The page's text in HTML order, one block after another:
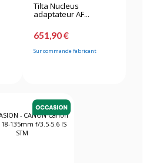
Tilta Nucleus
adaptateur AF...
651,90 €
Sur commande fabricant